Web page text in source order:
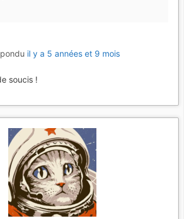
il y a 5 années et 9 mois
soucis !